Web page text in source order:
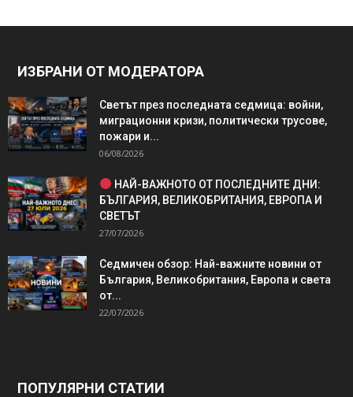
ИЗБРАНИ ОТ МОДЕРАТОРА
Светът през последната седмица: войни,
миграционни кризи, политически трусове,
пожари и...
06/08/2026
НАЙ-ВАЖНОТО ОТ ПОСЛЕДНИТЕ ДНИ:
БЪЛГАРИЯ, ВЕЛИКОБРИТАНИЯ, ЕВРОПА И
СВЕТЪТ
27/07/2026
Седмичен обзор: Най-важните новини от
България, Великобритания, Европа и света
от...
22/07/2026
ПОПУЛЯРНИ СТАТИИ